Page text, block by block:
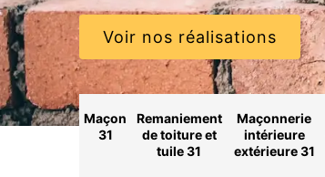
Voir nos réalisations
Maçon
31
Remaniement
de toiture et
tuile 31
Maçonnerie
intérieure
extérieure 31